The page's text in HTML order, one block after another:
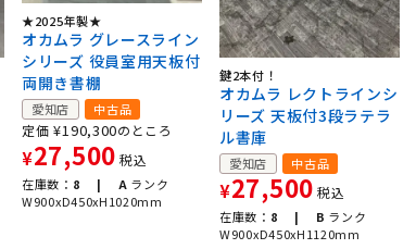
★2025年製★
オカムラ グレースライン
シリーズ 役員室用天板付
両開き書棚
愛知店 中古品
定価 ¥190,300のところ
¥27,500 税込
在庫数： 8 | A ランク
W900xD450xH1020mm
鍵2本付！
オカムラ レクトラインシ
リーズ 天板付3段ラテラ
ル書庫
愛知店 中古品
¥27,500 税込
在庫数： 8 | B ランク
W900xD450xH1120mm